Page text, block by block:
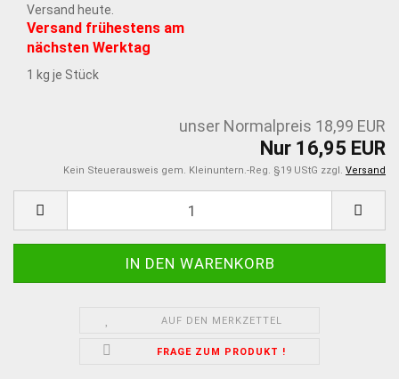
Versand heute.
Versand frühestens am
nächsten Werktag
1 kg je Stück
unser Normalpreis 18,99 EUR
Nur 16,95 EUR
Kein Steuerausweis gem. Kleinuntern.-Reg. §19 UStG zzgl. Versand
AUF DEN MERKZETTEL
FRAGE ZUM PRODUKT !